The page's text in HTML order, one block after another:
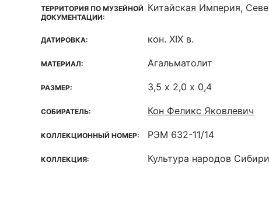
ТЕРРИТОРИЯ ПО МУЗЕЙНОЙ
ДОКУМЕНТАЦИИ:
Китайская Империя,
ДАТИРОВКА: кон. XIX в.
МАТЕРИАЛ: Агальматолит
РАЗМЕР: 3,5 х 2,0 х 0,4
СОБИРАТЕЛЬ: Кон Феликс Яковлевич
КОЛЛЕКЦИОННЫЙ НОМЕР: РЭМ 632-11/14
КОЛЛЕКЦИЯ: Культура народов